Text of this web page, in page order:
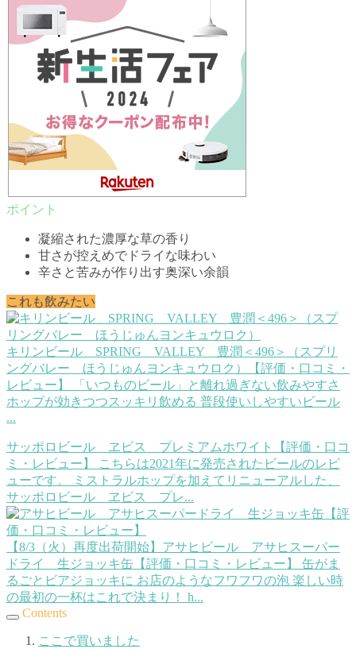
凝縮された濃厚な草の香り
甘さが控えめでドライな味わい
辛さと苦みが作り出す奥深い余韻
これも飲みたい
キリンビール SPRING VALLEY 豊潤＜496＞（スプリ
ングバレー ほうじゅんヨンキュウロク）【評価・口コミ・
レビュー】
「いつものビール」と離れ過ぎない飲みやすさ
ホップが効きつつスッキリ飲める 普段使いしやすいビール
...
サッポロビール ヱビス プレミアムホワイト【評価・口コ
ミ・レビュー】
こちらは2021年に発売されたビールのレビ
ューです。 ミストラルホップを加えてリニューアルした、
サッポロビール ヱビス プレ...
【8/3（火）再度出荷開始】アサヒビール アサヒスーパー
ドライ 生ジョッキ缶【評価・口コミ・レビュー】
缶がま
るごとビアジョッキに お店のようなフワフワの泡 楽しい時
の最初の一杯はこれで決まり！ h...
Contents
ここで買いました